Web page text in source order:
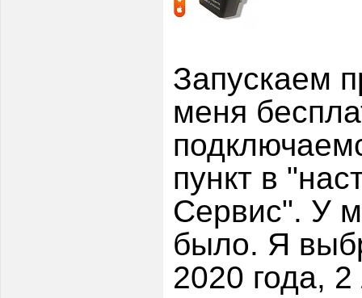
Запускаем
меня
пункт в
Сервис". У
было. Я
2020 года,